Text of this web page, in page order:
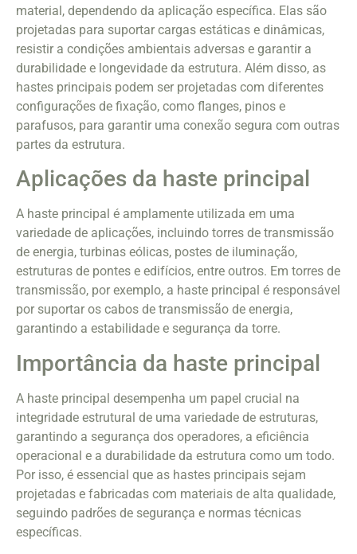
material, dependendo da aplicação específica. Elas são
projetadas para suportar cargas estáticas e dinâmicas,
resistir a condições ambientais adversas e garantir a
durabilidade e longevidade da estrutura. Além disso, as
hastes principais podem ser projetadas com diferentes
configurações de fixação, como flanges, pinos e
parafusos, para garantir uma conexão segura com outras
partes da estrutura.
Aplicações da haste principal
A haste principal é amplamente utilizada em uma
variedade de aplicações, incluindo torres de transmissão
de energia, turbinas eólicas, postes de iluminação,
estruturas de pontes e edifícios, entre outros. Em torres de
transmissão, por exemplo, a haste principal é responsável
por suportar os cabos de transmissão de energia,
garantindo a estabilidade e segurança da torre.
Importância da haste principal
A haste principal desempenha um papel crucial na
integridade estrutural de uma variedade de estruturas,
garantindo a segurança dos operadores, a eficiência
operacional e a durabilidade da estrutura como um todo.
Por isso, é essencial que as hastes principais sejam
projetadas e fabricadas com materiais de alta qualidade,
seguindo padrões de segurança e normas técnicas
específicas.